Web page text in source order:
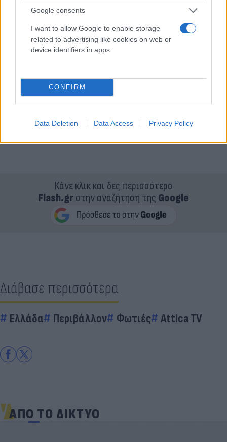
Google consents
I want to allow Google to enable storage
related to advertising like cookies on web or
device identifiers in apps.
CONFIRM
Data Deletion Data Access Privacy Policy
Χθες, Τρίτη, έγιναν πάνω από 320 απεγκλωβισμοί.
Κάνε κλικ και δες περισσότερο
Flash.grστην αναζήτηση της Google
Διάβασε περισσότερα
Ελλάδα Περιβάλλον Φωτιές Attica TV
ΑΠΟ ΤΟ ΔΙΚΤΥΟ